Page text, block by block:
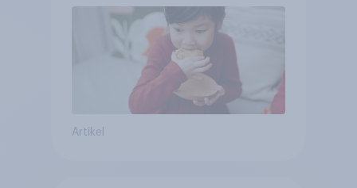
Artikel